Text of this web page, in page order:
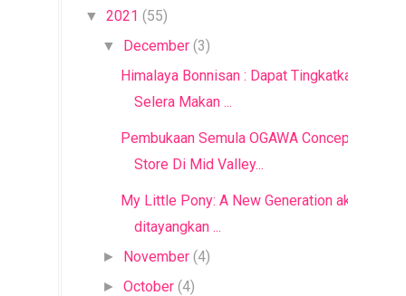
▼ 2021 (55)
▼ December (3)
Himalaya Bonnisan : Dapat Tingkatkan
Selera Makan ...
Pembukaan Semula OGAWA Concept
Store Di Mid Valley...
My Little Pony: A New Generation akan
ditayangkan ...
► November (4)
►October (4)